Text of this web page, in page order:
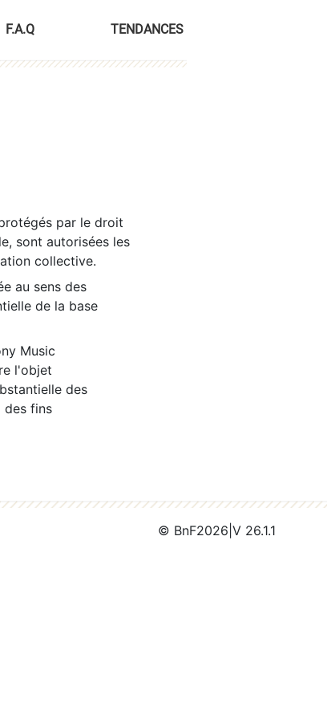
F.A.Q TENDANCES
par le droit
sont autorisées les
collective.
au sens des
de la base
Music
l'objet
des
des fins
© BnF2026 V 26.1.1